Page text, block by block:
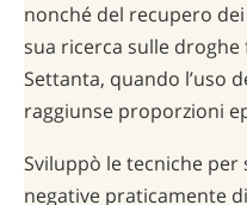
nonché del recupero
sua ricerca sulle droghe
Settanta, quando l’uso
raggiunse proporzioni
Sviluppò le tecniche
negative praticamente